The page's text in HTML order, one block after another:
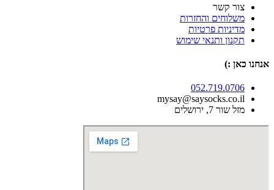
צור קשר
משלוחים והחזרות
מדיניות פרטיות
תקנון ותנאי שימוש
אנחנו כאן :)
052.719.0706
mysay@saysocks.co.il‏
מזל שור 7, ירושלים